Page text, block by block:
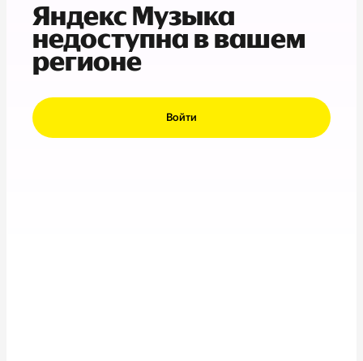
Яндекс Музыка
недоступна в вашем
регионе
Войти